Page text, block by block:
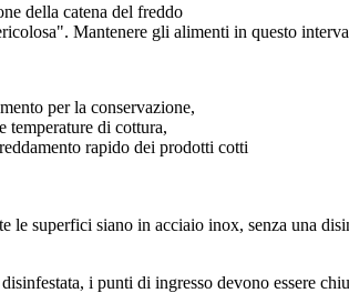
della catena del freddo
Mantenere gli alimenti in questo
per la conservazione,
temperature di cottura,
rapido dei prodotti cotti
le superfici siano in acciaio inox, senza una
i punti di ingresso devono essere